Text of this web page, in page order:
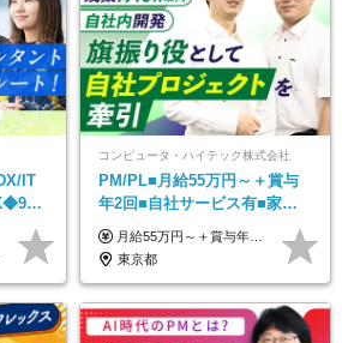
IT
期
進化
コンピュータ・ハイテック株式会社
PM/PL■月給55万円～＋賞与
年2回■自社サービス有■家族
手当有■残業月10h
月給55万円～＋賞与年2回＋決算賞与＋残業代全額支給＋各手当 ※月給の金額は経験やスキルを考慮して、決定します ※残業代は別途全額支給します ※試用期間6ヶ月（期間中の給与・待遇に差異はありません） ★7期連続決算賞与支給中！
東京都